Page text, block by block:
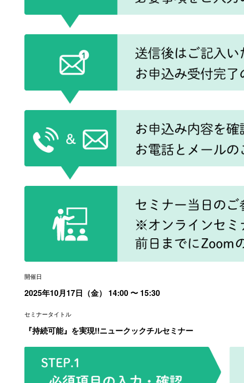
開催日
2025年10月17日（金） 14:00 〜 15:30
セミナータイトル
『持続可能』を実現‼ニュークックチルセミナー